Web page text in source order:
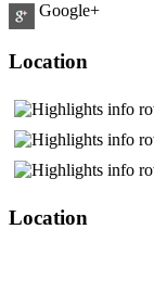
Google+
Location
Location